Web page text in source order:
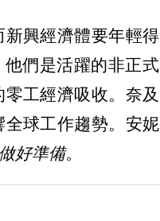
興經濟體要年輕得
他們是活躍的非正式
工經濟吸收。奈及
球工作趨勢。安妮
好準備。